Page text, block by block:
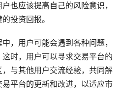
也应该提高自己的风险意识，
投资回报。
，用户可能会遇到各种问题，
时，用户可以寻求交易平台的
与其他用户交流经验，共同解
平台的更新和改进，以适应市